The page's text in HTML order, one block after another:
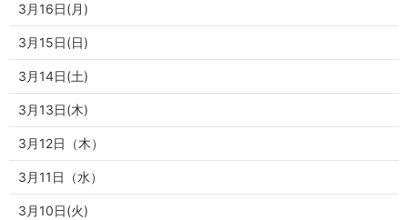
3月16日(月)
3月15日(日)
3月14日(土)
3月13日(木)
3月12日（木）
3月11日（水）
3月10日(火)